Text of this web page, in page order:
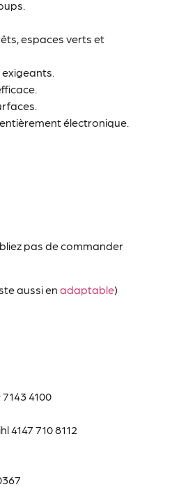
espaces verts et
électronique.
pas de commander
aussi enadaptable)
7143 4100
4147 710 8112